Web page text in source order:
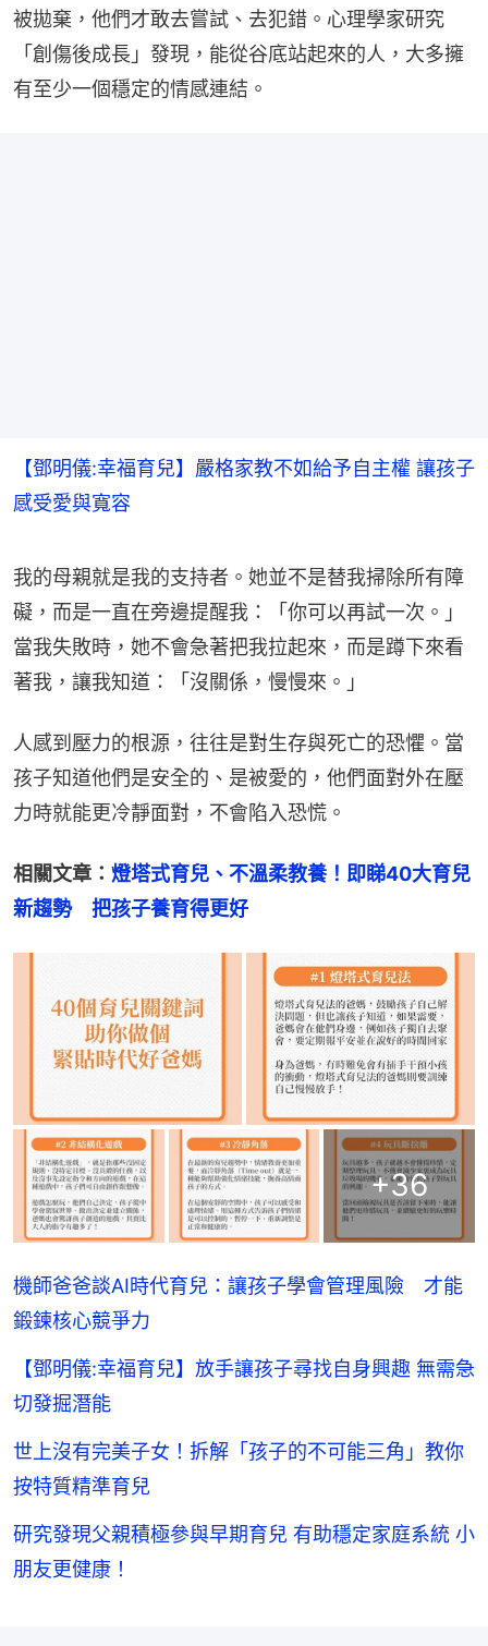
被拋棄，他們才敢去嘗試、去犯錯。心理學家研究
「創傷後成長」發現，能從谷底站起來的人，大多擁
有至少一個穩定的情感連結。
【鄧明儀:幸福育兒】嚴格家教不如給予自主權 讓孩子
感受愛與寬容
我的母親就是我的支持者。她並不是替我掃除所有障
礙，而是一直在旁邊提醒我：「你可以再試一次。」
當我失敗時，她不會急著把我拉起來，而是蹲下來看
著我，讓我知道：「沒關係，慢慢來。」
人感到壓力的根源，往往是對生存與死亡的恐懼。當
孩子知道他們是安全的、是被愛的，他們面對外在壓
力時就能更冷靜面對，不會陷入恐慌。
相關文章： 燈塔式育兒、不溫柔教養！即睇40大育兒
新趨勢　把孩子養育得更好
+36
機師爸爸談AI時代育兒：讓孩子學會管理風險 才能
鍛鍊核心競爭力
【鄧明儀:幸福育兒】放手讓孩子尋找自身興趣 無需急
切發掘潛能
世上沒有完美子女！拆解「孩子的不可能三角」教你
按特質精準育兒
研究發現父親積極參與早期育兒 有助穩定家庭系統 小
朋友更健康！